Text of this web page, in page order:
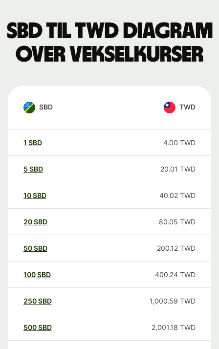
SBD til TWD Diagram
over vekselkurser
SBD TWD
1 SBD 4.00 TWD
5 SBD 20.01 TWD
10SBD 40.02 TWD
20SBD 80.05 TWD
50SBD 200.12 TWD
100SBD 400.24 TWD
250SBD 1,000.59 TWD
500SBD 2,001.18 TWD